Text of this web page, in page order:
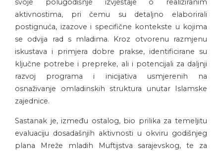
svoje polugodišnje izvještaje o realiziranim
aktivnostima, pri čemu su detaljno elaborirali
postignuća, izazove i specifične kontekste u kojima
se odvija rad s mladima. Kroz otvorenu razmjenu
iskustava i primjera dobre prakse, identificirane su
ključne potrebe i prepreke, ali i potencijali za daljnji
razvoj programa i inicijativa usmjerenih na
osnaživanje omladinskih struktura unutar Islamske
zajednice.
Sastanak je, između ostalog, bio prilika za temeljitu
evaluaciju dosadašnjih aktivnosti u okviru godišnjeg
plana Mreže mladih Muftijstva sarajevskog, te za